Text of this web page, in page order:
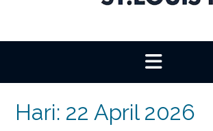
Hari: 22 April 2026